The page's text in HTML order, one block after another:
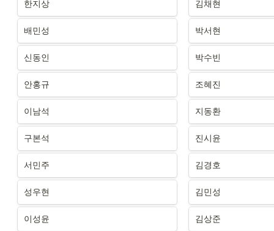
한지상
배민성
신동인
안홍규
이남석
구본석
서민주
성우현
이성윤
김채현
박서현
박수빈
조혜진
지동환
진시윤
김경호
김민성
김상준